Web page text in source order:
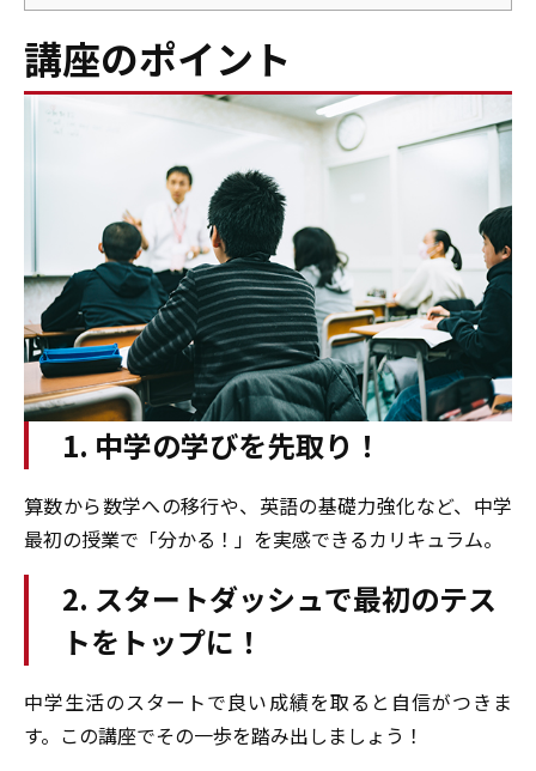
講座のポイント
1. 中学の学びを先取り！
算数から数学への移行や、英語の基礎力強化など、中学
最初の授業で「分かる！」を実感できるカリキュラム。
2. スタートダッシュで最初のテス
トをトップに！
中学生活のスタートで良い成績を取ると自信がつきま
す。この講座でその一歩を踏み出しましょう！